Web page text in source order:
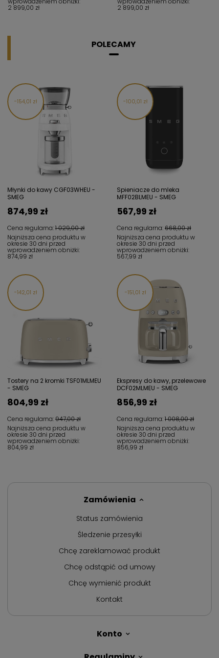
2 899,00 zł 2 899,00 zł
POLECAMY
154,01 zł
Młynki do kawy CGF03WHEU -
SMEG
Cena regularna:1 029,00 zł
874,99 zł
Najniższa cena produktu w
okresie 30 dni przed
wprowadzeniem obniżki:
874,99 zł
100,01 zł
Spieniacze do mleka
MFF02BLMEU - SMEG
Cena regularna:668,00 zł
567,99 zł
Najniższa cena produktu w
okresie 30 dni przed
wprowadzeniem obniżki:
567,99 zł
142,01 zł
Tostery na 2 kromki TSF01MLMEU
- SMEG
Cena regularna:947,00 zł
804,99 zł
Najniższa cena produktu w
okresie 30 dni przed
wprowadzeniem obniżki:
804,99 zł
151,01 zł
Ekspresy do kawy, przelewowe
DCF02MLMEU - SMEG
Cena regularna:1 008,00 zł
856,99 zł
Najniższa cena produktu w
okresie 30 dni przed
wprowadzeniem obniżki:
856,99 zł
Zamówienia
Status zamówienia
Śledzenie przesyłki
Chcę zareklamować produkt
Chcę odstąpić od umowy
Chcę wymienić produkt
Kontakt
Konto